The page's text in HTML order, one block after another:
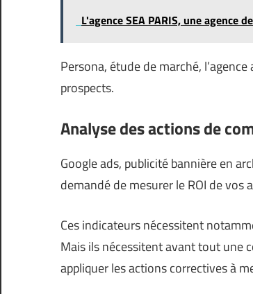
L'agence SEA PARIS, une agence
Persona, étude de marché,
prospects.
Analyse des actions de
Google ads, publicité bannière en
demandé de mesurer le ROI de vos
Ces indicateurs nécessitent
Mais ils nécessitent avant tout une
appliquer les actions correctives à